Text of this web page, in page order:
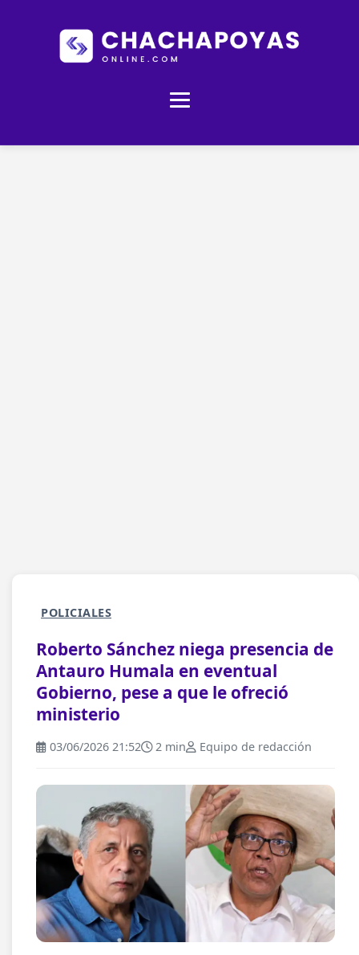
POLICIALES
Roberto Sánchez niega presencia de
Antauro Humala en eventual
Gobierno, pese a que le ofreció
ministerio
03/06/2026 21:52 2 min Equipo de redacción